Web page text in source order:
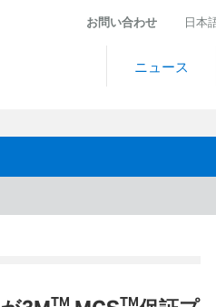
お問い合わせ 日本
ニュース
TM TM